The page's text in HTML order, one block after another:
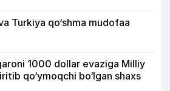
Turkiya qo‘shma mudofaa
1000 dollar evaziga Milliy
qo‘ymoqchi bo‘lgan shaxs